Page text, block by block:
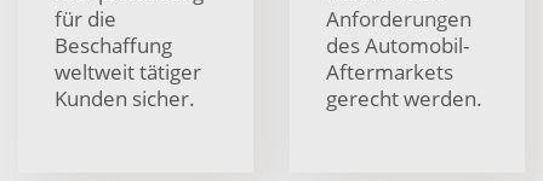
für die
Beschaffung
weltweit tätiger
Kunden sicher.
Anforderungen
des Automobil-
Aftermarkets
gerecht werden.